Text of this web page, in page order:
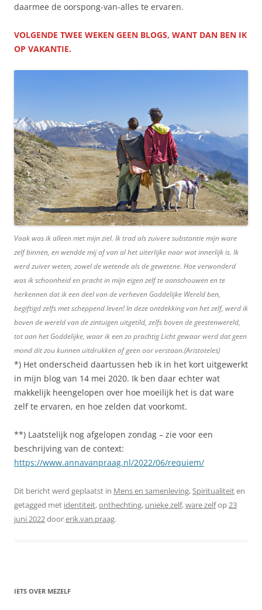
daarmee de oorspong-van-alles te ervaren.
VOLGENDE TWEE WEKEN GEEN BLOGS, WANT DAN BEN IK
OP VAKANTIE.
Vaak was ik alleen met mijn ziel. Ik trad als zuivere substantie mijn ware
zelf binnen, en wendde mij af van al het uiterlijke naar wat innerlijk is. Ik
werd zuiver weten, zowel de wetende als de gewetene. Hoe verwonderd
was ik schoonheid en pracht in mijn eigen zelf te aanschouwen en te
herkennen dat ik een deel van de verheven Goddelijke Wereld ben,
begiftigd zelfs met scheppend leven! In deze ontdekking van het zelf, werd ik
boven de wereld van de zintuigen uitgetild, zelfs boven de geestenwereld,
tot aan het Goddelijke, waar ik een zo prachtig Licht gewaar werd dat geen
mond dit zou kunnen uitdrukken of geen oor verstaan.(Aristoteles)
*) Het onderscheid daartussen heb ik in het kort uitgewerkt
in mijn blog van 14 mei 2020. Ik ben daar echter wat
makkelijk heengelopen over hoe moeilijk het is dat ware
zelf te ervaren, en hoe zelden dat voorkomt.
**) Laatstelijk nog afgelopen zondag – zie voor een
beschrijving van de context:
https://www.annavanpraag.nl/2022/06/requiem/
Dit bericht werd geplaatst in Mens en samenleving,Spiritualiteiten
getagged met identiteit,onthechting, unieke zelf,ware zelfop23
juni 2022doorerik.van.praag.
IETS OVER MEZELF